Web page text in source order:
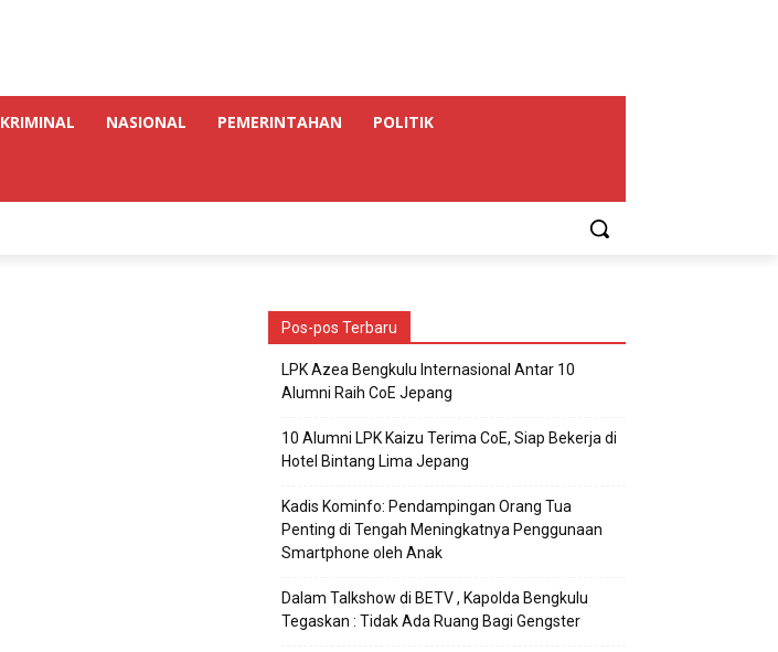
KRIMINAL NASIONAL PEMERINTAHAN POLITIK
Pos-pos Terbaru
LPK Azea Bengkulu Internasional Antar 10
Alumni Raih CoE Jepang
10 Alumni LPK Kaizu Terima CoE, Siap Bekerja di
Hotel Bintang Lima Jepang
Kadis Kominfo: Pendampingan Orang Tua
Penting di Tengah Meningkatnya Penggunaan
Smartphone oleh Anak
Dalam Talkshow di BETV , Kapolda Bengkulu
Tegaskan : Tidak Ada Ruang Bagi Gengster